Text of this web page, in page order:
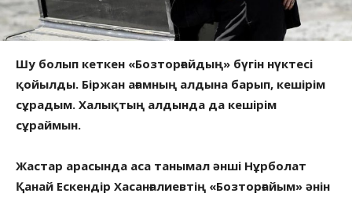
Шу болып кеткен «Бозторғайдың» бүгін нүктесі
қойылды. Біржан ағамның алдына барып, кешірім
сұрадым. Халықтың алдында да кешірім
сұраймын.
Жастар арасында аса танымал әнші Нұрболат
Қанай Ескендір Хасанғалиевтің «Бозторғайым» әнін